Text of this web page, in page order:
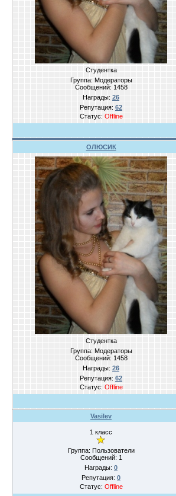
Студентка
Группа: Модераторы
Сообщений: 1458
Награды: 26
Репутация: 62
Статус: Offline
ОЛЮСИК
Студентка
Группа: Модераторы
Сообщений: 1458
Награды: 26
Репутация: 62
Статус: Offline
Vasilev
1 класс
Группа: Пользователи
Сообщений: 1
Награды: 0
Репутация: 0
Статус: Offline